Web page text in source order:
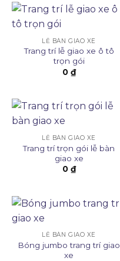
LỄ BÀN GIAO XE
Trang trí lễ giao xe ô tô
trọn gói
0 ₫
LỄ BÀN GIAO XE
Trang trí trọn gói lễ bàn
giao xe
0 ₫
LỄ BÀN GIAO XE
Bóng jumbo trang trí giao
xe